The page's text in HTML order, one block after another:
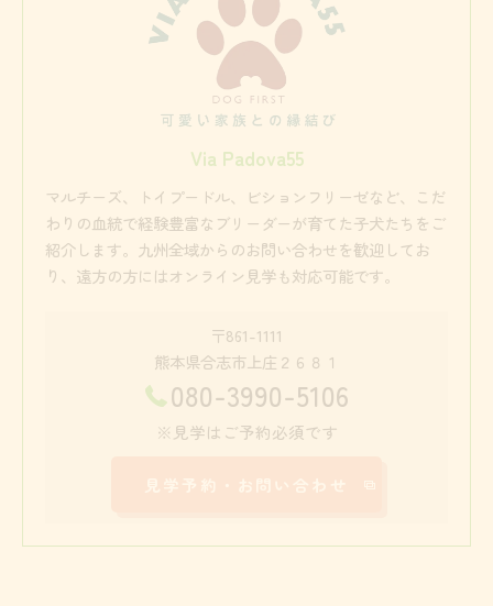
Via Padova55
マルチーズ、トイプードル、ビションフリーゼなど、こだ
わりの血統で経験豊富なブリーダーが育てた子犬たちをご
紹介します。九州全域からのお問い合わせを歓迎してお
り、遠方の方にはオンライン見学も対応可能です。
〒861-1111
熊本県合志市上庄２６８１
080-3990-5106
※見学はご予約必須です